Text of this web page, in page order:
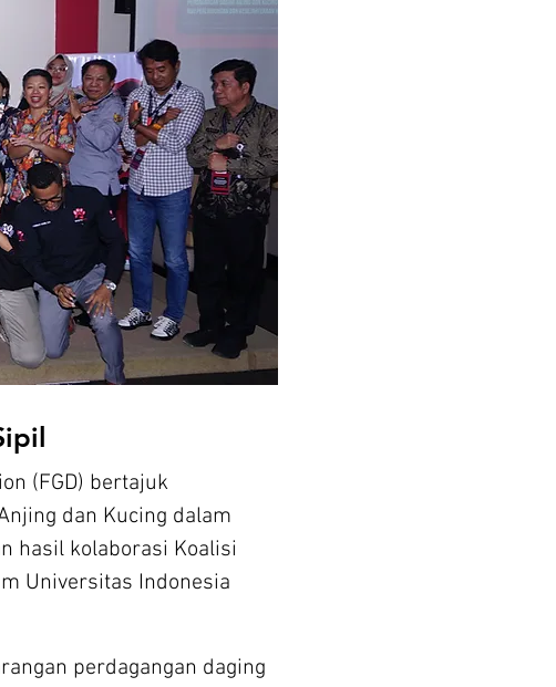
(FGD) bertajuk
dan Kucing dalam
hasil kolaborasi Koalisi
Universitas Indonesia
perdagangan daging